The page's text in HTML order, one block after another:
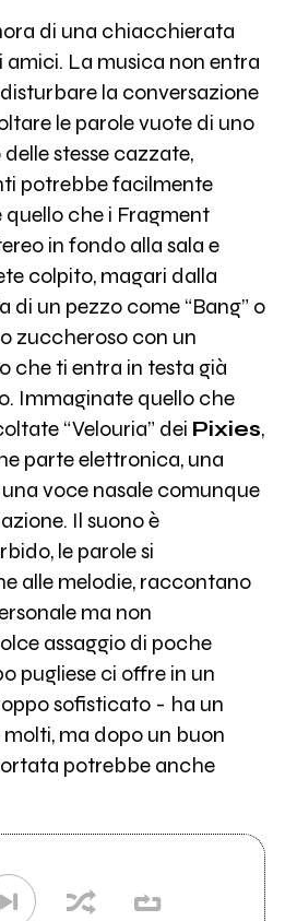
di una chiacchierata
amici. La musica non entra
la conversazione
le parole vuote di uno
stesse cazzate,
potrebbe facilmente
che i Fragment
in fondo alla sala e
colpito, magari dalla
di un pezzo come “Bang” o
zuccheroso con un
che ti entra in testa già
Immaginate quello che
“Velouria” dei Pixies,
parte elettronica, una
voce nasale comunque
Il suono è
le parole si
alle melodie, raccontano
ma non
assaggio di poche
pugliese ci offre in un
sofisticato - ha un
ma dopo un buon
potrebbe anche